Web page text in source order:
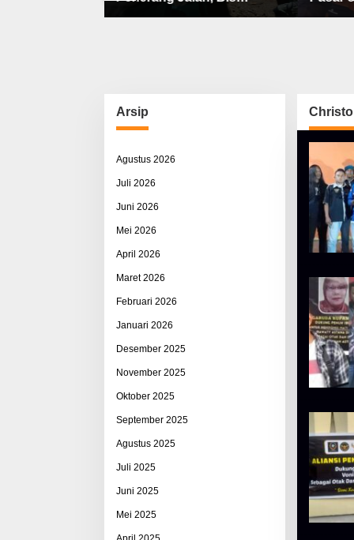
Sekolah, Jalan Rusak Berat
Arsip
Agustus 2026
Juli 2026
Juni 2026
Mei 2026
April 2026
Maret 2026
Februari 2026
Januari 2026
Desember 2025
November 2025
Oktober 2025
September 2025
Agustus 2025
Juli 2025
Juni 2025
Mei 2025